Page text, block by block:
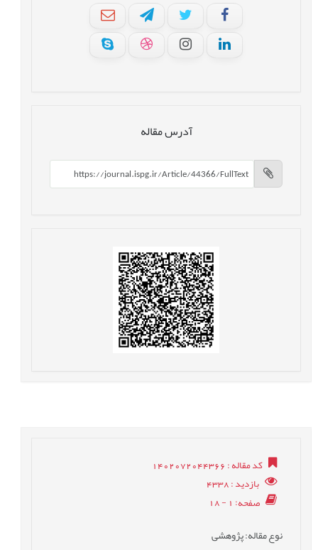
آدرس مقاله
کد مقاله: 1402072044366
بازدید: 4338
صفحه: 1 - 18
نوع مقاله: پژوهشی